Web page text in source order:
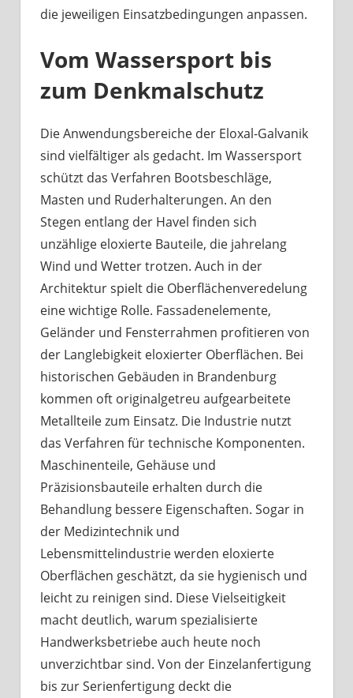
die jeweiligen Einsatzbedingungen anpassen.
Vom Wassersport bis
zum Denkmalschutz
Die Anwendungsbereiche der Eloxal-Galvanik
sind vielfältiger als gedacht. Im Wassersport
schützt das Verfahren Bootsbeschläge,
Masten und Ruderhalterungen. An den
Stegen entlang der Havel finden sich
unzählige eloxierte Bauteile, die jahrelang
Wind und Wetter trotzen. Auch in der
Architektur spielt die Oberflächenveredelung
eine wichtige Rolle. Fassadenelemente,
Geländer und Fensterrahmen profitieren von
der Langlebigkeit eloxierter Oberflächen. Bei
historischen Gebäuden in Brandenburg
kommen oft originalgetreu aufgearbeitete
Metallteile zum Einsatz. Die Industrie nutzt
das Verfahren für technische Komponenten.
Maschinenteile, Gehäuse und
Präzisionsbauteile erhalten durch die
Behandlung bessere Eigenschaften. Sogar in
der Medizintechnik und
Lebensmittelindustrie werden eloxierte
Oberflächen geschätzt, da sie hygienisch und
leicht zu reinigen sind. Diese Vielseitigkeit
macht deutlich, warum spezialisierte
Handwerksbetriebe auch heute noch
unverzichtbar sind. Von der Einzelanfertigung
bis zur Serienfertigung deckt die